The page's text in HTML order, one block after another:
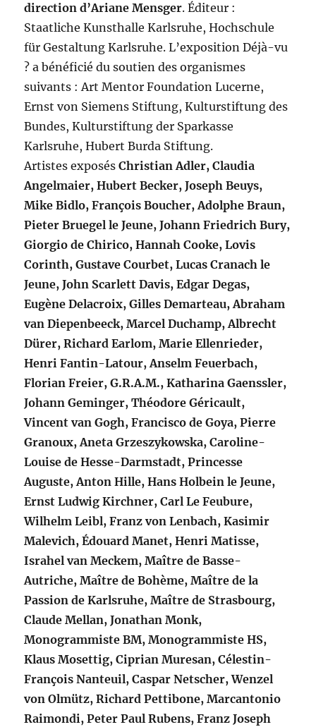
direction d’Ariane Mensger. Éditeur :
Staatliche Kunsthalle Karlsruhe, Hochschule
für Gestaltung Karlsruhe. L’exposition Déjà-vu
? a bénéficié du soutien des organismes
suivants : Art Mentor Foundation Lucerne,
Ernst von Siemens Stiftung, Kulturstiftung des
Bundes, Kulturstiftung der Sparkasse
Karlsruhe, Hubert Burda Stiftung.
Artistes exposés Christian Adler, Claudia
Angelmaier, Hubert Becker, Joseph Beuys,
Mike Bidlo, François Boucher, Adolphe Braun,
Pieter Bruegel le Jeune, Johann Friedrich Bury,
Giorgio de Chirico, Hannah Cooke, Lovis
Corinth, Gustave Courbet, Lucas Cranach le
Jeune, John Scarlett Davis, Edgar Degas,
Eugène Delacroix, Gilles Demarteau, Abraham
van Diepenbeeck, Marcel Duchamp, Albrecht
Dürer, Richard Earlom, Marie Ellenrieder,
Henri Fantin-Latour, Anselm Feuerbach,
Florian Freier, G.R.A.M., Katharina Gaenssler,
Johann Geminger, Théodore Géricault,
Vincent van Gogh, Francisco de Goya, Pierre
Granoux, Aneta Grzeszykowska, Caroline-
Louise de Hesse-Darmstadt, Princesse
Auguste, Anton Hille, Hans Holbein le Jeune,
Ernst Ludwig Kirchner, Carl Le Feubure,
Wilhelm Leibl, Franz von Lenbach, Kasimir
Malevich, Édouard Manet, Henri Matisse,
Israhel van Meckem, Maître de Basse-
Autriche, Maître de Bohème, Maître de la
Passion de Karlsruhe, Maître de Strasbourg,
Claude Mellan, Jonathan Monk,
Monogrammiste BM, Monogrammiste HS,
Klaus Mosettig, Ciprian Muresan, Célestin-
François Nanteuil, Caspar Netscher, Wenzel
von Olmütz, Richard Pettibone, Marcantonio
Raimondi, Peter Paul Rubens, Franz Joseph